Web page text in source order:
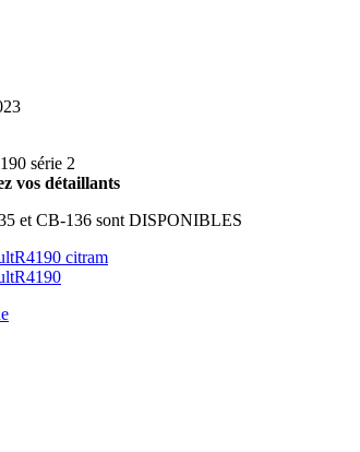
série 2
vos détaillants
et CB-136 sont DISPONIBLES